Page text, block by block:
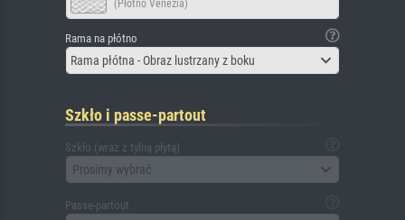
(Płótno Venezia)
Rama na płótno
Rama płótna - Obraz lustrzany z boku
Szkło i passe-partout
Szkło (wraz z tylną płytą)
Prosimy wybrać
Passe-partout